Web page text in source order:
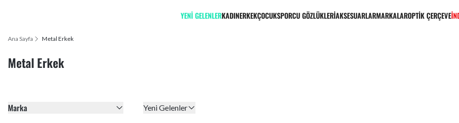
YENİ GELENLERKADINERKEKÇOCUKSPORCU GÖZLÜKLERİAKSESUARLARMARKALAROPTİK ÇERÇEVE
Ana Sayfa Metal Erkek
Metal Erkek
Marka
Yeni Gelenler